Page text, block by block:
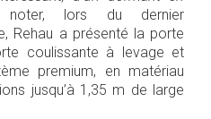
lors du dernier
Rehau a présenté la porte
coulissante à levage et
premium, en matériau
jusqu’à 1,35 m de large